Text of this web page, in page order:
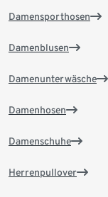
Damensporthosen
Damenblusen
Damenunterwäsche
Damenhosen
Damenschuhe
Herrenpullover